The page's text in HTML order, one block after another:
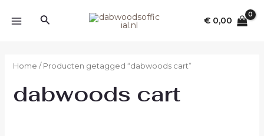
naar
Zoeken € 0,00
Home / Producten getagged “dabwoods cart”
dabwoods cart